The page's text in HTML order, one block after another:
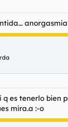
q es tenerlo bien
mira.a :-o